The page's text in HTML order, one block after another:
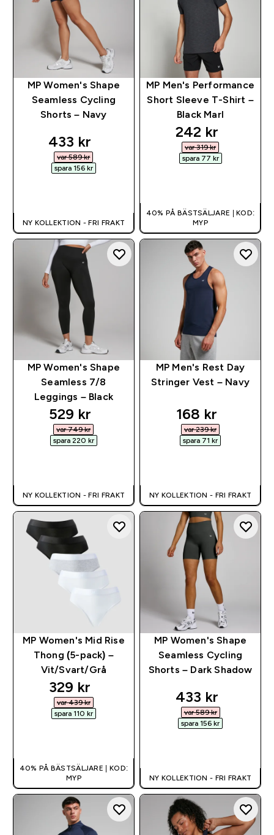
MP Women's Shape
Seamless Cycling
Shorts – Navy
discounted price
433 kr‎
var 589 kr‎
spara 156 kr‎
NY KOLLEKTION - FRI FRAKT
MP Men's Performance
Short Sleeve T-Shirt –
Black Marl
discounted
242 kr‎
var 319 kr‎
spara 77 kr‎
40% PÅ BÄSTSÄLJARE | KOD:
MYP
MP Women's Shape
Seamless 7/8
Leggings – Black
discounted price
529 kr‎
var 749 kr‎
spara 220 kr‎
NY KOLLEKTION - FRI FRAKT
MP Men's Rest Day
Stringer Vest – Navy
discounted
168 kr‎
var 239 kr‎
spara 71 kr‎
NY KOLLEKTION - FRI FRAKT
MP Women's Mid Rise
Thong (5-pack) –
Vit/Svart/Grå
discounted price
329 kr‎
var 439 kr‎
spara 110 kr‎
40% PÅ BÄSTSÄLJARE | KOD:
MYP
MP Women's Shape
Seamless Cycling
Shorts – Dark Shadow
discounted
433 kr‎
var 589 kr‎
spara 156 kr‎
NY KOLLEKTION - FRI FRAKT